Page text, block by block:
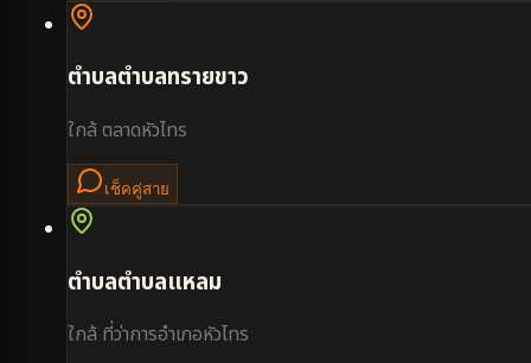
ตำบลตำบลทรายขาว
ใกล้ตลาดหัวไทร
เช็คคู่สาย
ตำบลตำบลแหลม
ใกล้ ที่ว่าการอำเภอหัวไทร